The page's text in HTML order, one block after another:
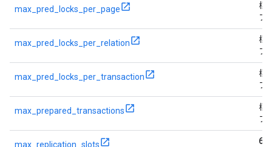
max_pred_locks_per_page
標
フ
max_pred_locks_per_relation
標
フ
max_pred_locks_per_transaction
標
フ
max_prepared_transactions
標
フ
max_replication_slots 60